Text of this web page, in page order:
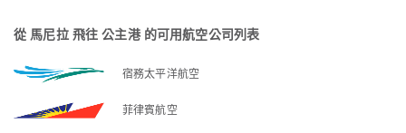
從 馬尼拉 飛往 公主港 的可用航空公司列表
宿務太平洋航空
菲律賓航空